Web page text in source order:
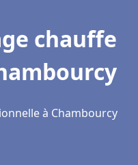
chauffe
à Chambourcy